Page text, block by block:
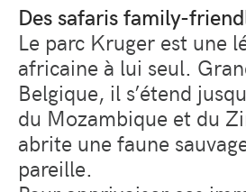
Des safaris family-
Le parc Kruger est une
africaine à lui seul.
Belgique, il s’étend
du Mozambique et du
abrite une faune
pareille.